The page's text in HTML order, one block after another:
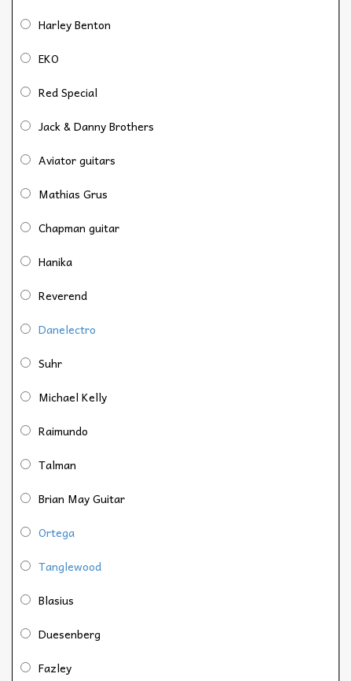
Harley Benton
EKO
Red Special
Jack & Danny Brothers
Aviator guitars
Mathias Grus
Chapman guitar
Hanika
Reverend
Danelectro
Suhr
Michael Kelly
Raimundo
Talman
Brian May Guitar
Ortega
Tanglewood
Blasius
Duesenberg
Fazley